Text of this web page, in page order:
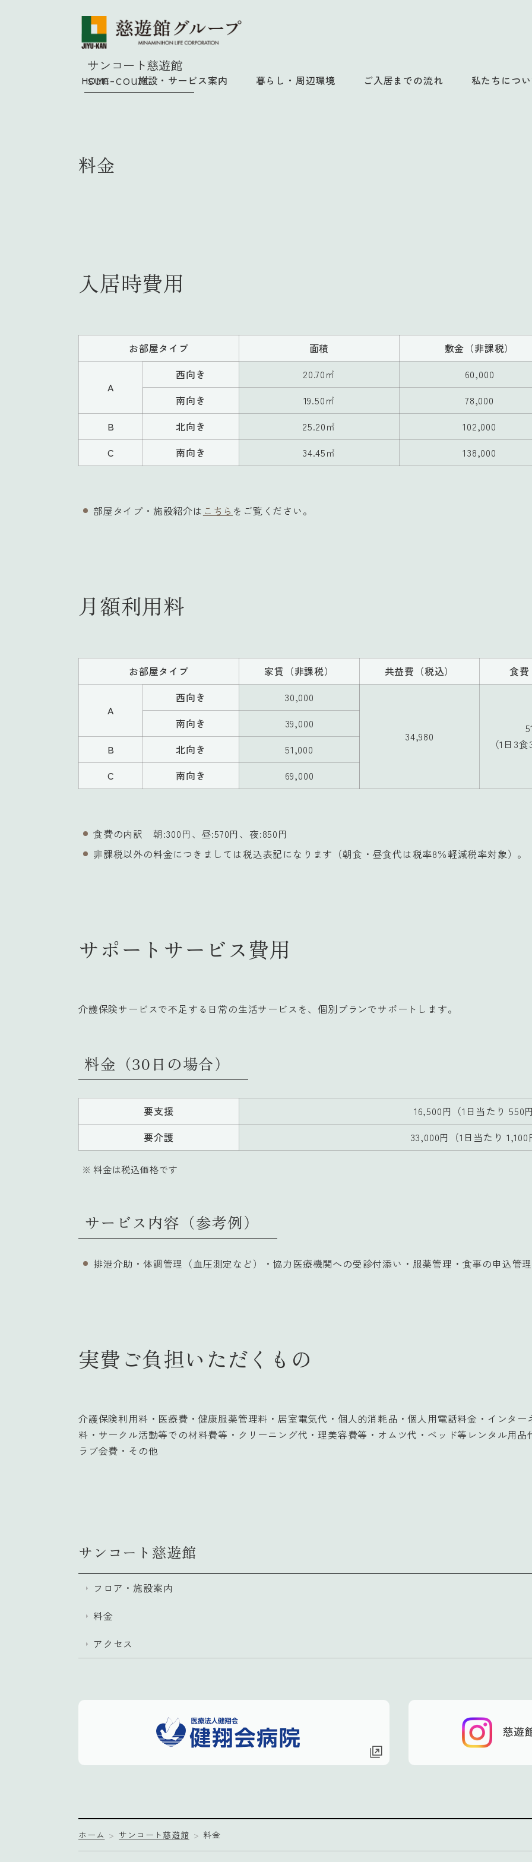
HOME 施設・サービス案内 暮らし・周辺環境 ご入居までの流れ 私たちにつ
サンコート慈遊館
sun-court
料金
入居時費用
お部屋タイプ 面積 敷金（非課税）
A
西向き 20.70㎡
60,000
南向き
19.50㎡
78,000
B
北向き 25.20㎡
102,000
C
南向き 34.45㎡ 138,000
部屋タイプ・施設紹介は こちら をご覧ください。
月額利用料
お部屋タイプ 家賃 （非課税） 共益費 （税込） 食費
A
西向き 30,000
34,980
（1日3
南向き
39,000
B
北向き
51,000
C
南向き 69,000
食費の内訳 朝:300円、昼:570円、夜:850円
非課税以外の料金につきましては税込表記になります（朝食・昼食代は税率8％軽減税率対象）。
サポートサービス費用
介護保険サービスで不足する日常の生活サービスを、個別プランでサポートします。
料金（30日の場合）
要支援
16,500円（1日当たり 550
要介護
33,000円（1日当たり 1,100
料金は税込価格です
サービス内容（参考例）
排泄介助・体調管理（血圧測定など）・協力医療機関への受診付添い・服薬管理・食事の申込
実費ご負担いただくもの
介護保険利用料・医療費・健康服薬管理料・居室電気代・個人的消耗品・個人用電話料金・インタ
料・サークル活動等での材料費等・クリーニング代・理美容費等・オムツ代・ベッド等レンタル用
ラブ会費・その他
サンコート慈遊館
フロア・施設案内
料金
アクセス
ホーム サンコート慈遊館 料金